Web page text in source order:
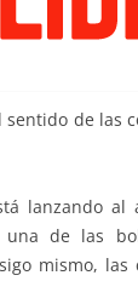
de las
lanzando
de las
mismo,